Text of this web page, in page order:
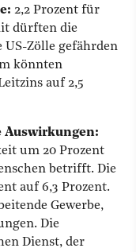
2,2 Prozent für
dürften die
US-Zölle gefährden
könnten
auf 2,5
Auswirkungen:
um 20 Prozent
betrifft. Die
auf 6,3 Prozent.
Gewerbe,
Die
Dienst, der